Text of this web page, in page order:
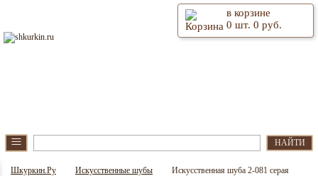
в корзине
0 шт. 0 руб.
≡ НАЙТИ
Шкуркин.Ру Искусственные шубы Искусственная шуба 2-081 серая